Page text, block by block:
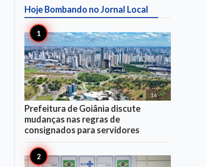
Hoje Bombando noJornal Local
16 
Prefeitura de Goiânia discute
mudanças nas regras de
consignados para servidores